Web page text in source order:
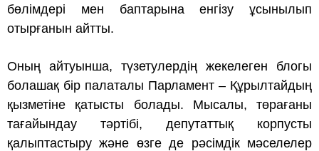
бөлімдері мен баптарына енгізу ұсынылып
отырғанын айтты.
Оның айтуынша, түзетулердің жекелеген блогы
болашақ бір палаталы Парламент – Құрылтайдың
қызметіне қатысты болады. Мысалы, төрағаны
тағайындау тәртібі, депутаттық корпусты
қалыптастыру және өзге де рәсімдік мәселелер